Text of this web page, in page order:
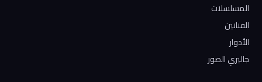
المسلسلات
الفنانين
الأدوار
جاليري الصور